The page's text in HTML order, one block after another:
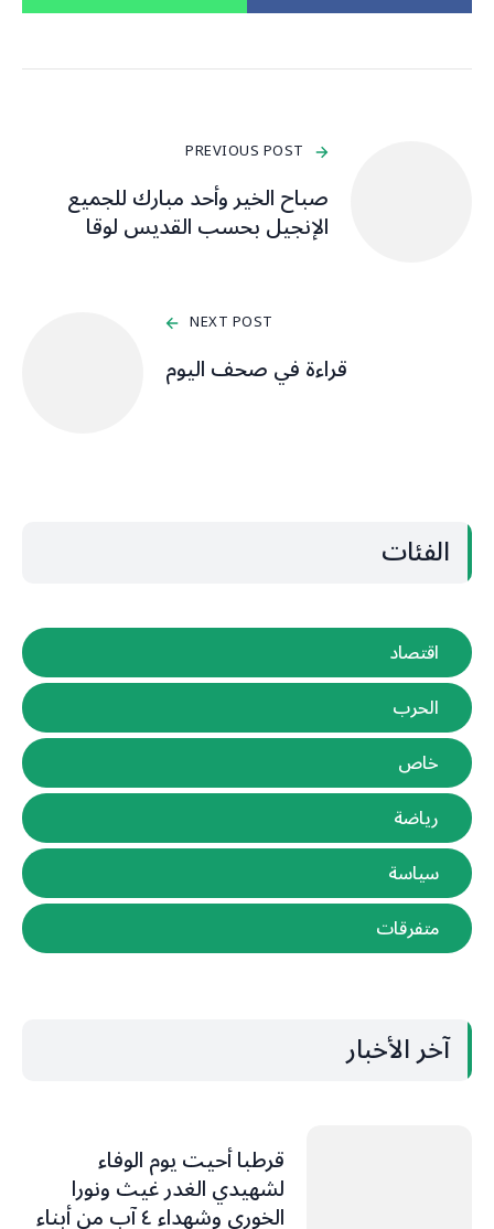
PREVIOUS POST
صباح الخير وأحد مبارك للجميع
الإنجيل بحسب القديس لوقا
NEXT POST
قراءة في صحف اليوم
الفئات
اقتصاد
الحرب
خاص
رياضة
سياسة
متفرقات
آخر الأخبار
قرطبا أحيت يوم الوفاء
لشهيدي الغدر غيث ونورا
الخوري وشهداء ٤ آب من أبناء